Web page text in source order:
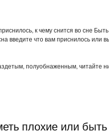
к чему снится во сне
введите что вам приснилось или
полуобнаженным, читайте
плохие или быть